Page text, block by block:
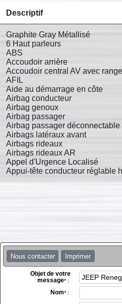
Descriptif
Graphite Gray Métallisé
6 Haut parleurs
ABS
Accoudoir arrière
Accoudoir central AV avec
AFIL
Aide au démarrage en côte
Airbag conducteur
Airbag genoux
Airbag passager
Airbag passager déconnectable
Airbags latéraux avant
Airbags rideaux
Airbags rideaux AR
Appel d'Urgence Localisé
Appui-tête conducteur réglable
Nous contacter Imprimer
Objet de votre
message*:
Nom*: